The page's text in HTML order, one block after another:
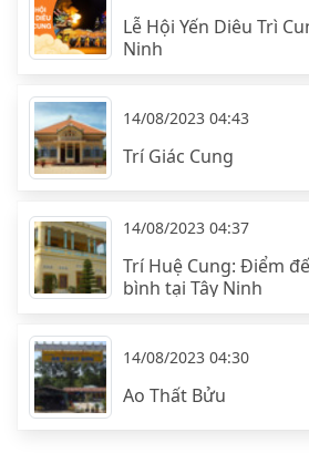
Lễ Hội Yến Diêu Trì
Ninh
14/08/2023 04:43
Trí Giác Cung
14/08/2023 04:37
Trí Huệ Cung: Điểm
bình tại Tây Ninh
14/08/2023 04:30
Ao Thất Bửu